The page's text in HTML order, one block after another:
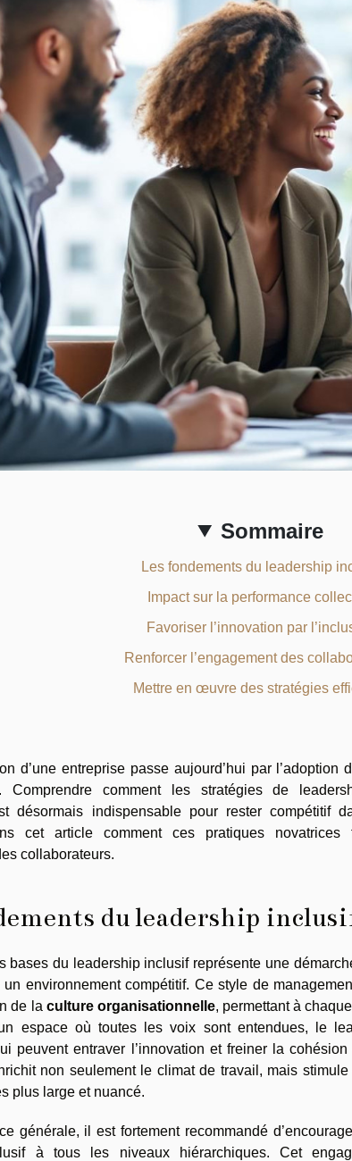
Sommaire
Les fondements du leadership
Impact sur la performance
Favoriser l’innovation par
Renforcer l’engagement des
Mettre en œuvre des stratégies
d’une entreprise passe aujourd’hui par
Comprendre comment les stratégies de
désormais indispensable pour rester compétitif
cet article comment ces pratiques novatrices
collaborateurs.
du leadership
bases du leadership inclusif représente une
environnement compétitif. Ce style de
de la culture organisationnelle, permettant à
espace où toutes les voix sont entendues, le
peuvent entraver l’innovation et freiner la
non seulement le climat de travail, mais
plus large et nuancé.
générale, il est fortement recommandé
à tous les niveaux hiérarchiques. Cet